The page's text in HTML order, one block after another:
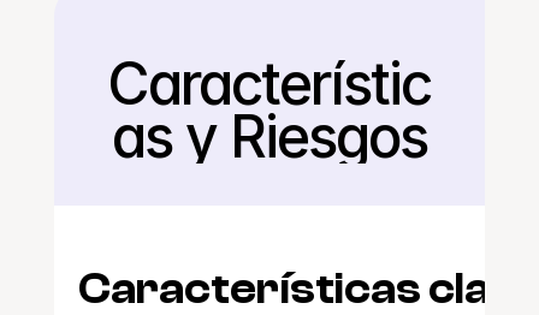
Regresar
Característic
as y Riesgos
Características